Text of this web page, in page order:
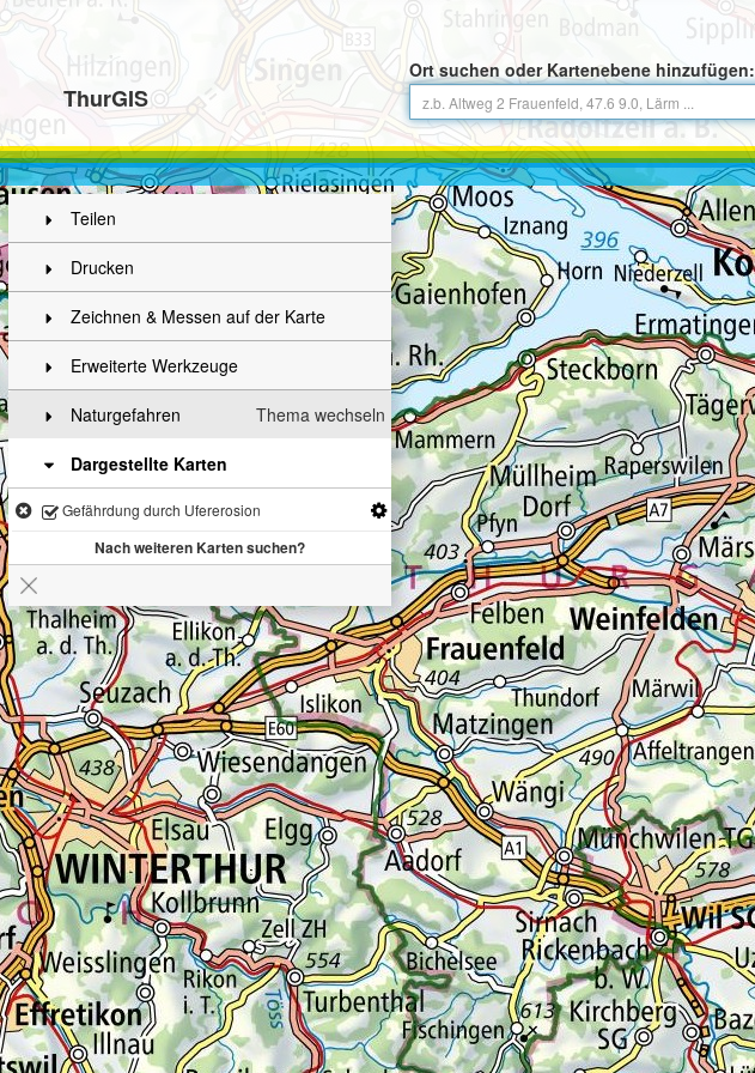
ThurGIS
Ort suchen oder Kartenebene hinzufügen:
Teilen
Drucken
Zeichnen & Messen auf der Karte
Erweiterte Werkzeuge
Thema wechseln
Naturgefahren
Dargestellte Karten
Gefährdung durch Ufererosion
Nach weiteren Karten suchen?